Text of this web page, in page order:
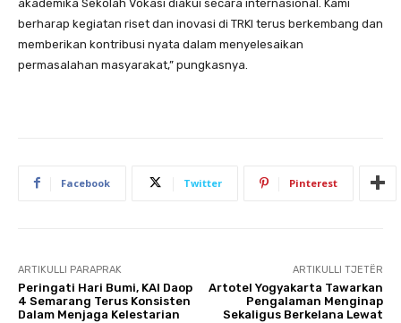
akademika Sekolah Vokasi diakui secara internasional. Kami
berharap kegiatan riset dan inovasi di TRKI terus berkembang dan
memberikan kontribusi nyata dalam menyelesaikan
permasalahan masyarakat,” pungkasnya.
Facebook Twitter Pinterest
ARTIKULLI PARAPRAK
Peringati Hari Bumi, KAI Daop
4 Semarang Terus Konsisten
Dalam Menjaga Kelestarian
ARTIKULLI TJETËR
Artotel Yogyakarta Tawarkan
Pengalaman Menginap
Sekaligus Berkelana Lewat